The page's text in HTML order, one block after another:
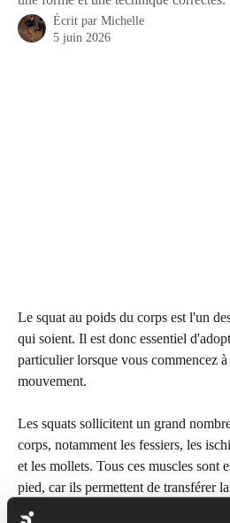
Écrit par Michelle
5 juin 2026
Le squat au poids du corps est l'un
qui soient. Il est donc essentiel
particulier lorsque vous commencez à
mouvement.
Les squats sollicitent un grand
corps, notamment les fessiers, les
et les mollets. Tous ces muscles sont
pied, car ils permettent de transférer
dans votre foulée.